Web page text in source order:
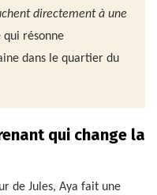
directement à une
qui résonne
dans le quartier du
qui change la
de Jules, Aya fait une